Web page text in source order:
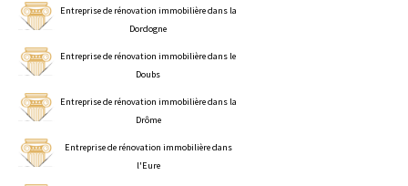
Entreprise de rénovation immobilière dans la
Dordogne
Entreprise de rénovation immobilière dans le
Doubs
Entreprise de rénovation immobilière dans la
Drôme
Entreprise de rénovation immobilière dans
l'Eure